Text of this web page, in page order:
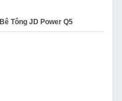
Tông JD Power Q5